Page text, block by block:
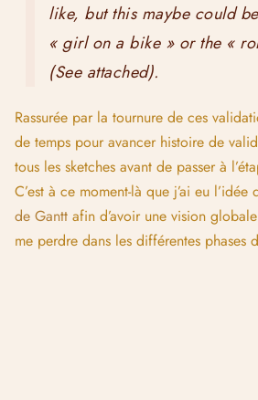
like, but this maybe could
« girl on a bike » or the «
(See attached).
Rassurée par la tournure de ces
de temps pour avancer histoire de
tous les sketches avant de passer à
C’est à ce moment-là que j’ai eu l’idée
de Gantt afin d’avoir une vision
me perdre dans les différentes phases